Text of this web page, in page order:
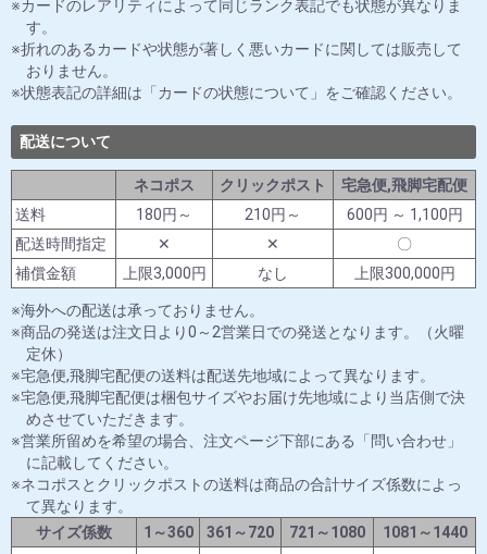
カードのレアリティによって同じランク表記でも状態が異なりま
す。
折れのあるカードや状態が著しく悪いカードに関しては販売して
おりません。
状態表記の詳細は「カードの状態について」をご確認ください。
配送について
ネコポス クリックポスト
宅急便,飛脚宅配便
送料
180円～ 210円～
600円 ～ 1,100円
配送時間指定
✕ ✕
〇
補償金額
上限3,000円 なし 上限300,000円
海外への配送は承っておりません。
商品の発送は注文日より0～2営業日での発送となります。（火曜
定休）
宅急便,飛脚宅配便の送料は配送先地域によって異なります。
宅急便,飛脚宅配便は梱包サイズやお届け先地域により当店側で決
めさせていただきます。
営業所留めを希望の場合、注文ページ下部にある「問い合わせ」
に記載してください。
ネコポスとクリックポストの送料は商品の合計サイズ係数によっ
て異なります。
サイズ係数
1～360 361～720 721～1080
1081～1440